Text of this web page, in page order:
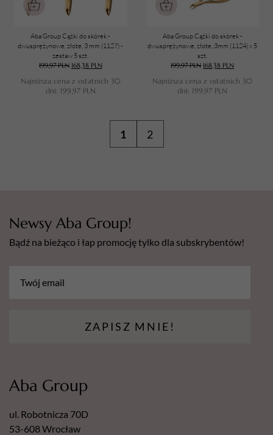
Aba Group Cążki do skórek -
dwusprężynowe, złote, 3 mm (1127) -
zestaw 5 szt.
199,97PLN 168,38 PLN
Najniższa cena z ostatnich 30
dni: 199,97 PLN
Aba Group Cążki do skórek -
dwusprężynowe, złote, 3mm (1124) x 5
szt.
199,97PLN 168,38 PLN
Najniższa cena z ostatnich 30
dni: 199,97 PLN
1 2
Newsy Aba Group!
Bądź na bieżąco i łap promocję tylko dla subskrybentów!
ZAPISZ MNIE!
Aba Group
ul. Robotnicza 70D
53-608 Wrocław